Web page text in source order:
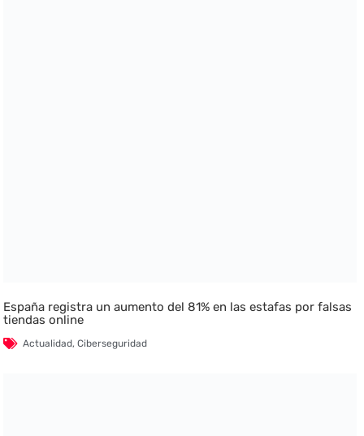
España registra un aumento del 81% en las estafas por falsas
tiendas online
Actualidad,Ciberseguridad